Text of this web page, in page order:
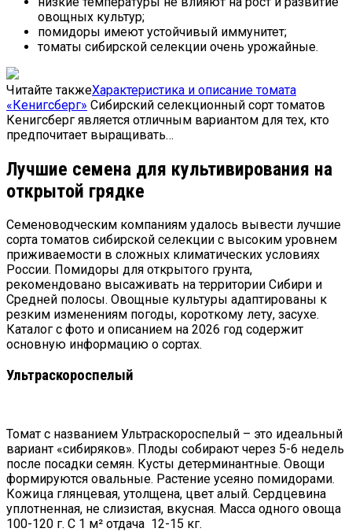
овощных культур;
помидоры имеют устойчивый иммунитет;
томаты сибирской селекции очень урожайные.
Читайте такжеХарактеристика и описание томата
«Кенигсберг» Сибирский селекционный сорт томатов
Кенигсберг является отличным вариантом для тех, кто
предпочитает выращивать…
Лучшие семена для культивирования на
открытой грядке
Семеноводческим компаниям удалось вывести лучшие
сорта томатов сибирской селекции с высоким уровнем
приживаемости в сложных климатических условиях
России. Помидоры для открытого грунта,
рекомендовано высаживать на территории Сибири и
Средней полосы. Овощные культуры адаптированы к
резким изменениям погоды, короткому лету, засухе.
Каталог с фото и описанием на 2026 год содержит
основную информацию о сортах.
Ультраскороспелый
Томат с названием Ультраскороспелый – это идеальный
вариант «сибиряков». Плоды собирают через 5-6 недель
после посадки семян. Кусты детерминантные. Овощи
формируются овальные. Растение усеяно помидорами.
Кожица глянцевая, утолщена, цвет алый. Сердцевина
уплотненная, не слизистая, вкусная. Масса одного овоща
100-120 г. С 1 м² отдача 12-15 кг.